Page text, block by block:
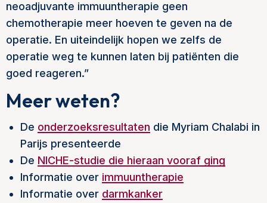
neoadjuvante immuuntherapie geen
chemotherapie meer hoeven te geven na de
operatie. En uiteindelijk hopen we zelfs de
operatie weg te kunnen laten bij patiënten die
goed reageren.”
Meer weten?
De onderzoeksresultaten die Myriam Chalabi in
Parijs presenteerde
De NICHE-studie die hieraan vooraf ging
Informatie over immuuntherapie
Informatie over darmkanker